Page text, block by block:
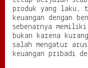
i
d
a
k
R
u
g
produk yang laku,
keuangan dengan
sebenarnya
bukan karena
salah mengatur arus
keuangan pribadi